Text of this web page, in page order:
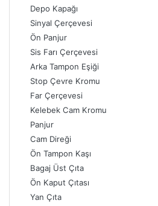
Depo Kapağı
Sinyal Çerçevesi
Ön Panjur
Sis Farı Çerçevesi
Arka Tampon Eşiği
Stop Çevre Kromu
Far Çerçevesi
Kelebek Cam Kromu
Panjur
Cam Direği
Ön Tampon Kaşı
Bagaj Üst Çıta
Ön Kaput Çıtası
Yan Çıta